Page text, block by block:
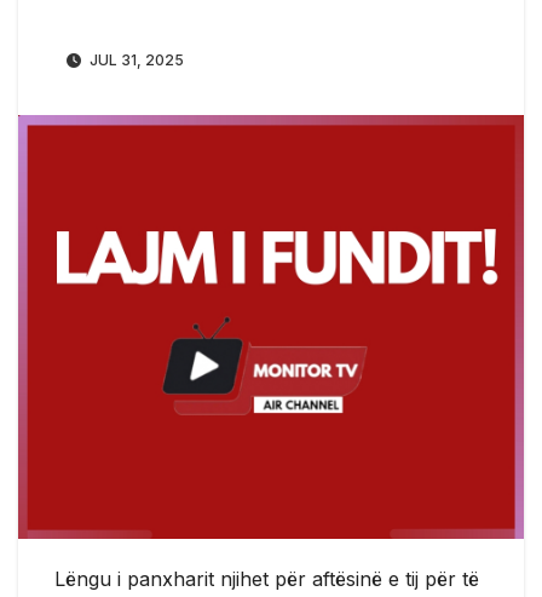
JUL 31, 2025
Lëngu i panxharit njihet për aftësinë e tij për të